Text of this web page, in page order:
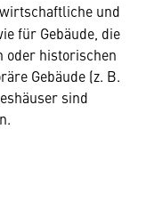
und
für Gebäude, die
oder historischen
Gebäude (z. B.
sind